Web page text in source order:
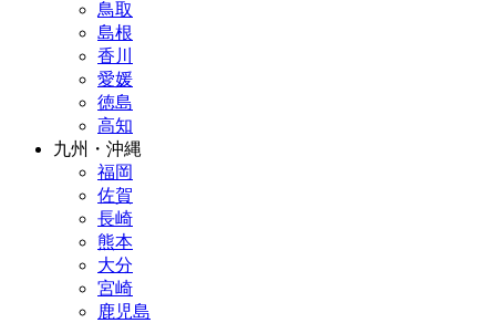
鳥取
島根
香川
愛媛
徳島
高知
九州・沖縄
福岡
佐賀
長崎
熊本
大分
宮崎
鹿児島